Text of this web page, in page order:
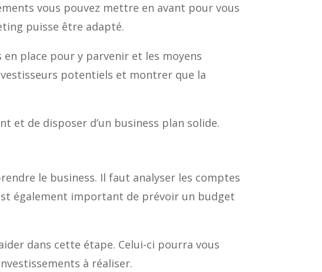
vous pouvez mettre en avant pour vous
puisse être adapté.
place pour y parvenir et les moyens
potentiels et montrer que la
et de disposer d’un business plan solide.
le business. Il faut analyser les comptes
également important de prévoir un budget
dans cette étape. Celui-ci pourra vous
à réaliser.